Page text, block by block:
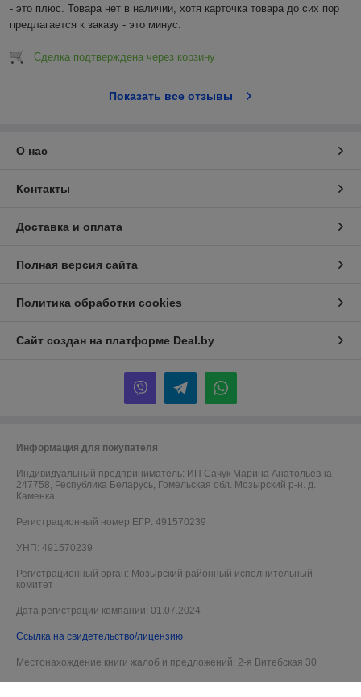
- это плюс. Товара нет в наличии, хотя карточка товара до сих пор
предлагается к заказу - это минус.
Сделка подтверждена через корзину
Показать все отзывы
О нас
Контакты
Доставка и оплата
Полная версия сайта
Политика обработки cookies
Сайт создан на платформе Deal.by
Информация для покупателя
Индивидуальный предприниматель: ИП Сачук Марина Анатольевна
247758, Республика Беларусь, Гомельская обл. Мозырский р-н. д.
Каменка
Регистрационный номер ЕГР: 491570239
УНП: 491570239
Регистрационный орган: Мозырский районный исполнительный
комитет
Дата регистрации компании: 01.07.2024
Ссылка на свидетельство/лицензию
Местонахождение книги жалоб и предложений: 2-я Витебская 30